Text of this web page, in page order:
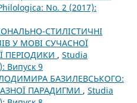
No. 2 (2017):
СТИЛІСТИЧНІ
У МОВІ СУЧАСНОЇ
ПЕРІОДИКИ , Studia
Випуск 9
БАЗИЛЕВСЬКОГО:
ПАРАДИГМИ , Studia